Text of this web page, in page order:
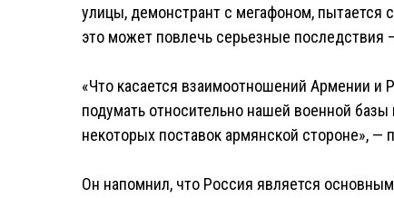
улицы, демонстрант с мегафоном, пытается
это может повлечь серьезные последствия
«Что касается взаимоотношений Армении и
подумать относительно нашей военной
некоторых поставок армянской стороне», —
Он напомнил, что Россия является